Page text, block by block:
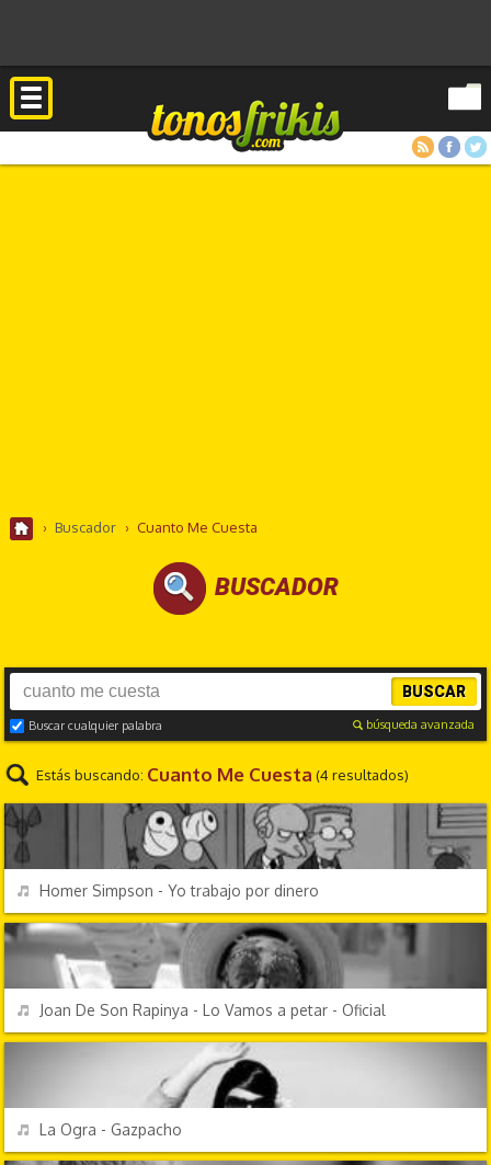
RSS FacebookTwitter
› Buscador › Cuanto Me Cuesta
BUSCADOR
BUSCAR
Buscar cualquier palabra búsqueda avanzada
Estás buscando: Cuanto Me Cuesta (4 resultados)
PERSONAJES Y FRASES
REPRODUCIR
Homer Simpson - Yo trabajo por dinero
REPRODUCIR
Joan De Son Rapinya - Lo Vamos a petar - Oficial
REPRODUCIR
La Ogra - Gazpacho